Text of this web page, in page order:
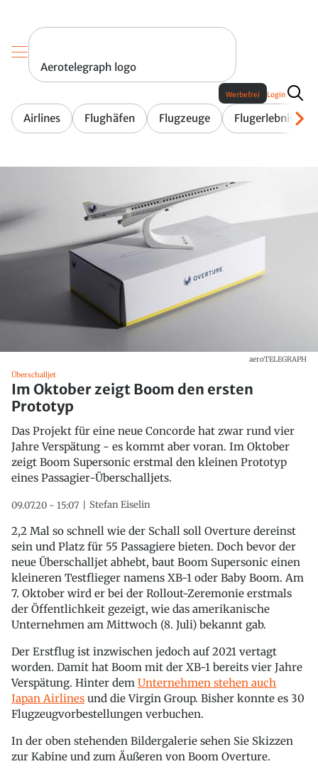
Aerotelegraph logo
Airlines Flughäfen Flugzeuge Flugerlebnis
Werbefrei Login
aeroTELEGRAPH
Überschalljet
Im Oktober zeigt Boom den ersten
Prototyp
Das Projekt für eine neue Concorde hat zwar rund vier
Jahre Verspätung - es kommt aber voran. Im Oktober
zeigt Boom Supersonic erstmal den kleinen Prototyp
eines Passagier-Überschalljets.
09.07.20 - 15:07 Stefan Eiselin
2,2 Mal so schnell wie der Schall soll Overture dereinst
sein und Platz für 55 Passagiere bieten. Doch bevor der
neue Überschalljet abhebt, baut Boom Supersonic einen
kleineren Testflieger namens XB-1 oder Baby Boom. Am
7. Oktober wird er bei der Rollout-Zeremonie erstmals
der Öffentlichkeit gezeigt, wie das amerikanische
Unternehmen am Mittwoch (8. Juli) bekannt gab.
Der Erstflug ist inzwischen jedoch auf 2021 vertagt
worden. Damit hat Boom mit der XB-1 bereits vier Jahre
Verspätung. Hinter dem Unternehmen stehen auch
Japan Airlines und die Virgin Group. Bisher konnte es 30
Flugzeugvorbestellungen verbuchen.
In der oben stehenden Bildergalerie sehen Sie Skizzen
zur Kabine und zum Äußeren von Boom Overture.